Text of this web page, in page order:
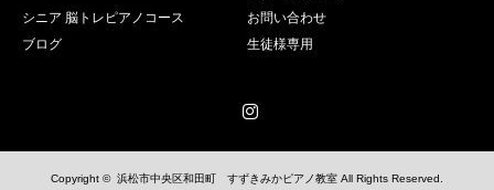
シニア 脳トレピアノコース
お問い合わせ
ブログ
生徒様専用
Copyright © 浜松市中央区和田町 すずきみかピアノ教室 All Rights Reserved.